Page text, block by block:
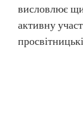
висловлює
активну